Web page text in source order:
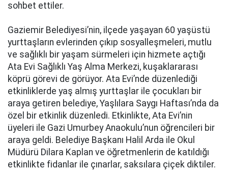
sohbet ettiler.
Gaziemir Belediyesi’nin, ilçede yaşayan 60 yaşüstü
yurttaşların evlerinden çıkıp sosyalleşmeleri, mutlu
ve sağlıklı bir yaşam sürmeleri için hizmete açtığı
Ata Evi Sağlıklı Yaş Alma Merkezi, kuşaklararası
köprü görevi de görüyor. Ata Evi’nde düzenlediği
etkinliklerde yaş almış yurttaşlar ile çocukları bir
araya getiren belediye, Yaşlılara Saygı Haftası’nda da
özel bir etkinlik düzenledi. Etkinlikte, Ata Evi’nin
üyeleri ile Gazi Umurbey Anaokulu’nun öğrencileri bir
araya geldi. Belediye Başkanı Halil Arda ile Okul
Müdürü Dilara Kaplan ve öğretmenlerin de katıldığı
etkinlikte fidanlar ile çınarlar, saksılara çiçek diktiler.